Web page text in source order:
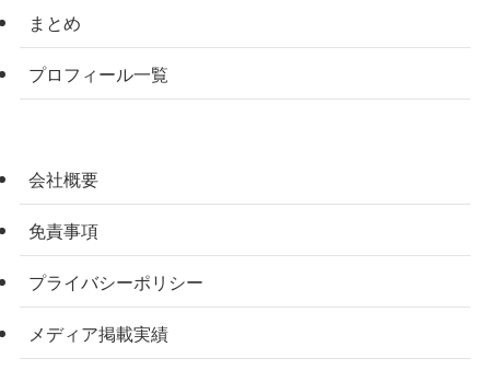
まとめ
プロフィール一覧
会社概要
免責事項
プライバシーポリシー
メディア掲載実績